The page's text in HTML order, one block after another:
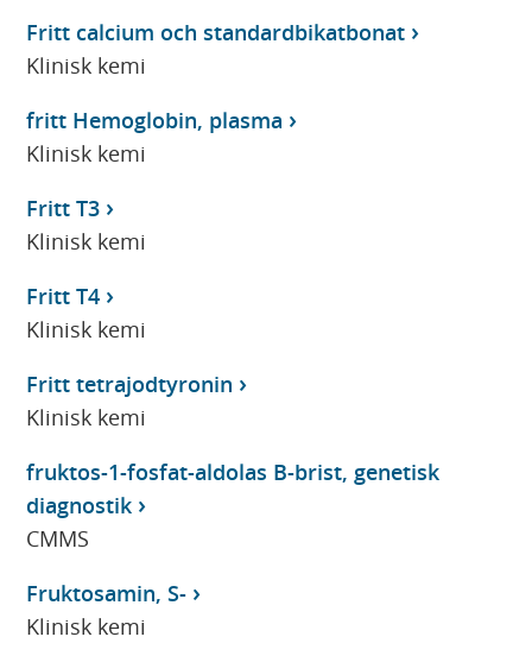
Fritt calcium och standardbikatbonat
Klinisk kemi
fritt Hemoglobin, plasma
Klinisk kemi
Fritt T3
Klinisk kemi
Fritt T4
Klinisk kemi
Fritt tetrajodtyronin
Klinisk kemi
fruktos-1-fosfat-aldolas B-brist, genetisk
diagnostik
CMMS
Fruktosamin, S-
Klinisk kemi